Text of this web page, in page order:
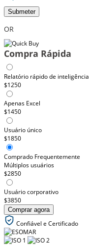
Submeter
OR
Compra Rápida
Relatório rápido de inteligência
$1250
Apenas Excel
$1450
Usuário único
$1850
Comprado Frequentemente
Múltiplos usuários
$2850
Usuário corporativo
$3850
Comprar agora
Confiável e Certificado